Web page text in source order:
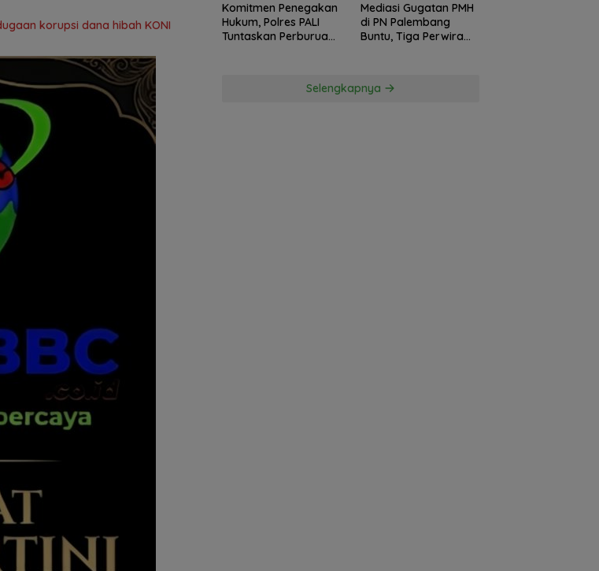
korupsi dana hibah KONI
Komitmen Penegakan
Hukum, Polres PALI
Tuntaskan Perburuan
Mediasi Gugatan PMH
di PN Palembang
Buntu, Tiga Perwira
Pertanyakan
Selengkapnya